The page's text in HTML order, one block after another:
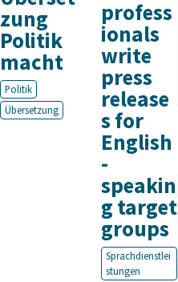
zung
Politik
macht
Politik
Übersetzung
profess
ionals
write
press
release
s for
English
-
speakin
g target
groups
Sprachdienstlei
stungen